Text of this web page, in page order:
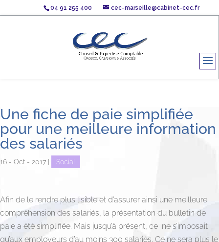
04 91 255 400 cec-marseille@cabinet-cec.fr
Une fiche de paie simplifiée
pour une meilleure information
des salariés
16 - Oct - 2017 Social
Afin de le rendre plus lisible et d’assurer ainsi une meilleure
compréhension des salariés, la présentation du bulletin de
paie a été simplifiée. Mais jusqu’à présent, ce ne s’imposait
qu’aux employeurs d’au moins 300 salariés. Ce ne sera plus le